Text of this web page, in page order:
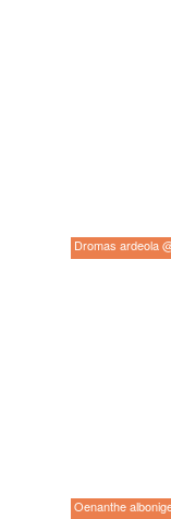
Dromas ardeola
Oenanthe